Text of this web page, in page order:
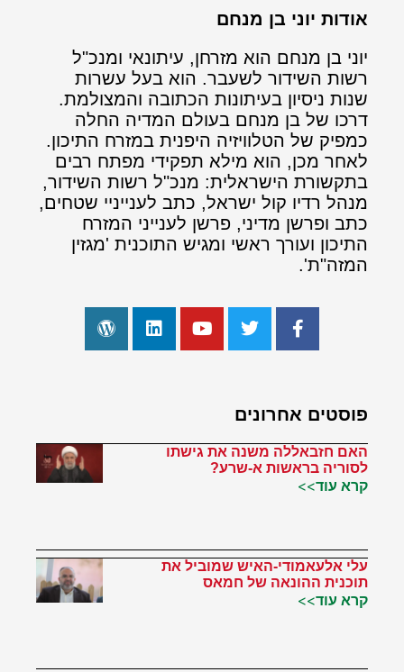
אודות יוני בן מנחם
יוני בן מנחם הוא מזרחן, עיתונאי ומנכ"ל
רשות השידור לשעבר. הוא בעל עשרות
שנות ניסיון בעיתונות הכתובה והמצולמת.
דרכו של בן מנחם בעולם המדיה החלה
כמפיק של הטלוויזיה היפנית במזרח התיכון.
לאחר מכן, הוא מילא תפקידי מפתח רבים
בתקשורת הישראלית: מנכ"ל רשות השידור,
מנהל רדיו קול ישראל, כתב לענייניי שטחים,
כתב ופרשן מדיני, פרשן לענייני המזרח
התיכון ועורך ראשי ומגיש התוכנית 'מגזין
המזה"ת'.
פוסטים אחרונים
האם חזבאללה משנה את גישתו
לסוריה בראשות א-שרע?
קרא עוד>>
עלי אלעאמודי-האיש שמוביל את
תוכנית ההונאה של חמאס
קרא עוד>>